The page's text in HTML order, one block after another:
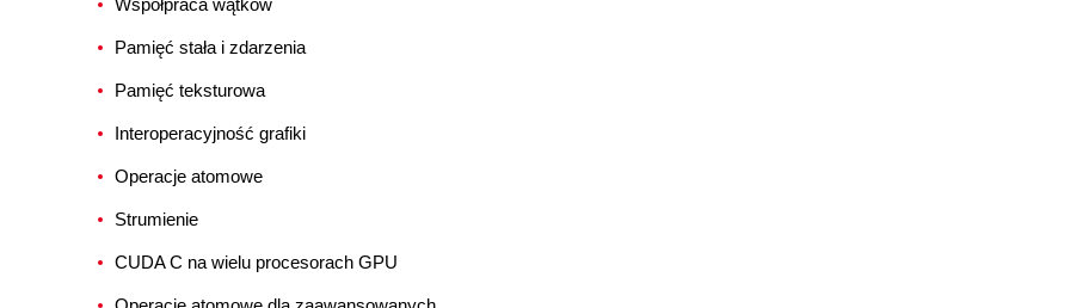
Współpraca wątków
Pamięć stała i zdarzenia
Pamięć teksturowa
Interoperacyjność grafiki
Operacje atomowe
Strumienie
CUDA C na wielu procesorach GPU